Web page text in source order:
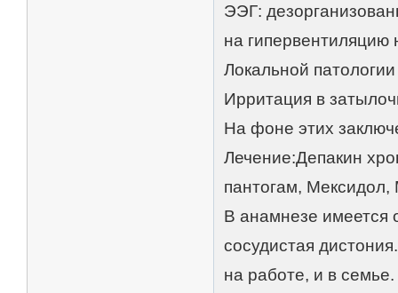
ЭЭГ:
на
Локальной
Ирритация в
На фоне этих
Лечение:Депакин
пантогам,
В анамнезе имеется
сосудистая
на работе, и в